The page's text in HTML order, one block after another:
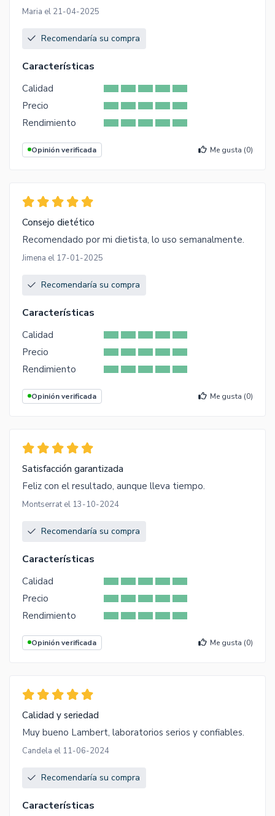
Maria el 21-04-2025
Recomendaría su compra
Características
Calidad
Precio
Rendimiento
Opinión verificada Me gusta (0)
Consejo dietético
Recomendado por mi dietista, lo uso semanalmente.
Jimena el 17-01-2025
Recomendaría su compra
Características
Calidad
Precio
Rendimiento
Opinión verificada Me gusta (0)
Satisfacción garantizada
Feliz con el resultado, aunque lleva tiempo.
Montserrat el 13-10-2024
Recomendaría su compra
Características
Calidad
Precio
Rendimiento
Opinión verificada Me gusta (0)
Calidad y seriedad
Muy bueno Lambert, laboratorios serios y confiables.
Candela el 11-06-2024
Recomendaría su compra
Características